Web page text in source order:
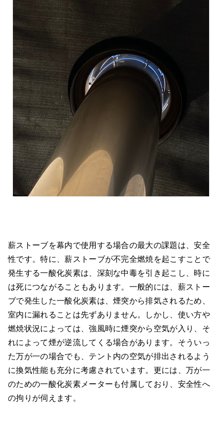
薪ストーブを幕内で使用する場合の最大の課題は、安全
性です。特に、薪ストーブが不完全燃焼を起こすことで
発生する一酸化炭素は、深刻な中毒を引き起こし、時に
は死につながることもあります。一般的には、薪ストー
ブで発生した一酸化炭素は、煙突から排気されるため、
室内に漏れることは先ずありません。しかし、使い方や
燃焼状況によっては、強風時に煙突から空気が入り、そ
れによって煙が逆流してくる場合があります。そういっ
た万が一の場合でも、テント内の空気が排出されるよう
に換気性能も充分に考慮されています。更には、万が一
のための一酸化炭素メーターも付属しており、安全性へ
の拘りが伺えます。